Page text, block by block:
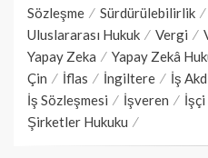
Sözleşme
Sürdürülebilirlik
Uluslararası Hukuk
Vergi
Yapay Zeka
Yapay Zekâ
Çin
İflas İngiltere İş
İş Sözleşmesi
İşveren İşçi
Şirketler Hukuku